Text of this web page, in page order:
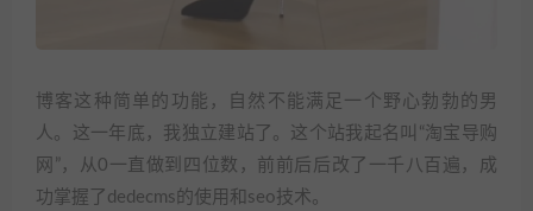
博客这种简单的功能，自然不能满足一个野心勃勃的男
人。这一年底，我独立建站了。这个站我起名叫“淘宝导购
网”，从0一直做到四位数，前前后后改了一千八百遍，成
功掌握了dedecms的使用和seo技术。